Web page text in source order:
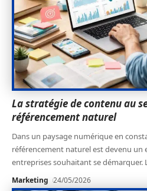
La stratégie de contenu au
référencement naturel
Dans un paysage numérique en
référencement naturel est devenu un
entreprises souhaitant se démarquer.
Marketing 24/05/2026